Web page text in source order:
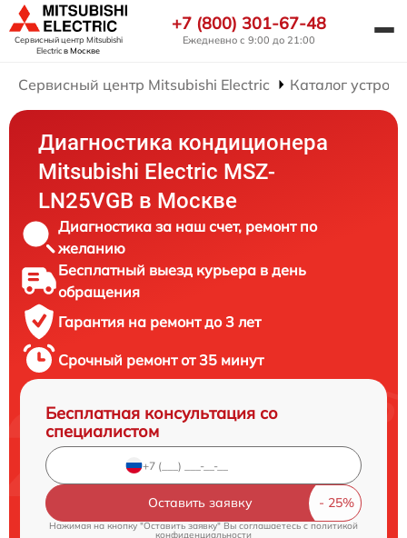
Сервисный центр Mitsubishi
Electricв Москве
+7 (800) 301-67-48
Ежедневно с 9:00 до 21:00
Сервисный центр Mitsubishi Electric Каталог
Диагностика кондиционера
Mitsubishi Electric MSZ-
LN25VGB в Москве
Диагностика за наш счет, ремонт по
желанию
Бесплатный выезд курьера в день
обращения
Гарантия на ремонт до 3 лет
Срочный ремонт от 35 минут
Бесплатная консультация со
специалистом
Оставить заявку
Нажимая на кнопку "Оставить заявку" Вы соглашаетесь c политикой
конфиденциальности